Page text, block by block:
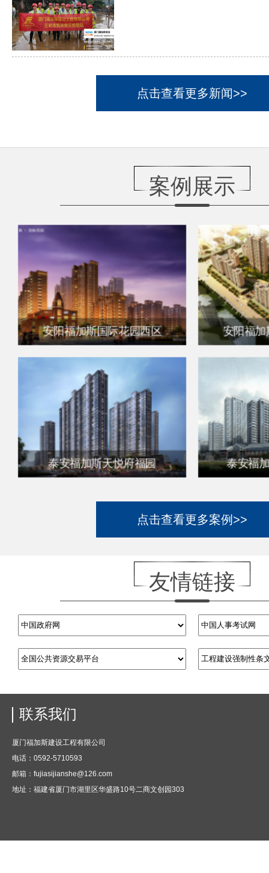
点击查看更多新闻>>
案例展示
安阳福加斯国际花园西区 安阳福加
泰安福加斯天悦府福园 泰安福
点击查看更多案例>>
友情链接
联系我们
厦门福加斯建设工程有限公司
电话：0592-5710593
邮箱：fujiasijianshe@126.com
地址： 福建省厦门市湖里区华盛路10号二商文创园303